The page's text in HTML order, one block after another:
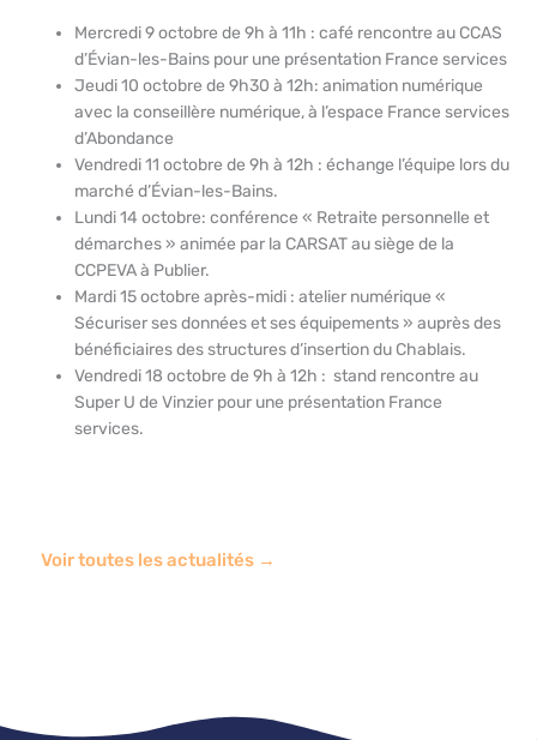
Mercredi 9 octobre de 9h à 11h : café rencontre au CCAS
d’Évian-les-Bains pour une présentation France services
Jeudi 10 octobre de 9h30 à 12h: animation numérique
avec la conseillère numérique, à l’espace France services
d’Abondance
Vendredi 11 octobre de 9h à 12h : échange l’équipe lors du
marché d’Évian-les-Bains.
Lundi 14 octobre: conférence « Retraite personnelle et
démarches » animée par la CARSAT au siège de la
CCPEVA à Publier.
Mardi 15 octobre après-midi : atelier numérique «
Sécuriser ses données et ses équipements » auprès des
bénéficiaires des structures d’insertion du Chablais.
Vendredi 18 octobre de 9h à 12h : stand rencontre au
Super U de Vinzier pour une présentation France
services.
Voir toutes les actualités →